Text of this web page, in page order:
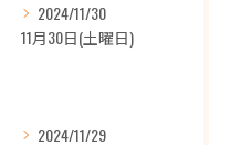
2024/11/30
11月30日(土曜日)
2024/11/29